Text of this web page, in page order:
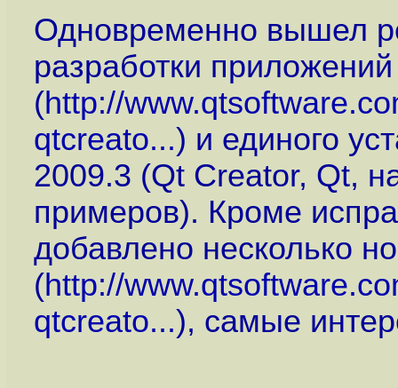
Одновременно вышел
разработки
(http://
qtcreato...) и единого
2009.3 (Qt Creator, Qt,
примеров). Кроме
добавлено несколько
(http://
qtcreato...), самые